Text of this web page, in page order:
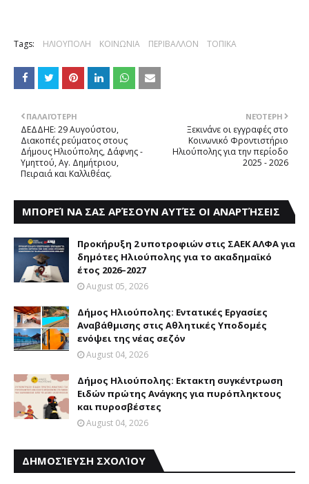
Tags: ΗΛΙΟΥΠΟΛΗ ΚΟΙΝΩΝΙΑ ΠΕΡΙΒΑΛΛΟΝ ΤΟΠΙΚΑ
ΝΕΌΤΕΡΗ
Ξεκινάνε οι εγγραφές στο
Κοινωνικό Φροντιστήριο
Ηλιούπολης για την περίοδο
2025 - 2026
ΠΑΛΑΙΌΤΕΡΗ
ΔΕΔΔΗΕ: 29 Αυγούστου,
Διακοπές ρεύματος στους
Δήμους Ηλιούπολης, Δάφνης -
Υμηττού, Αγ. Δημήτριου,
Πειραιά και Καλλιθέας.
ΜΠΟΡΕΊ ΝΑ ΣΑΣ ΑΡΈΣΟΥΝ ΑΥΤΈΣ ΟΙ ΑΝΑΡΤΉΣΕΙΣ
Προκήρυξη 2 υποτροφιών στις ΣΑΕΚ ΑΛΦΑ για
δημότες Ηλιούπολης για το ακαδημαϊκό
έτος 2026–2027
August 05, 2026
Δήμος Ηλιούπολης: Eντατικές Eργασίες
Aναβάθμισης στις Aθλητικές Yποδομές
ενόψει της νέας σεζόν
August 04, 2026
Δήμος Ηλιούπολης: Eκτακτη συγκέντρωση
Eιδών πρώτης Aνάγκης για πυρόπληκτους
και πυροσβέστες
August 04, 2026
ΔΗΜΟΣΊΕΥΣΗ ΣΧΟΛΊΟΥ